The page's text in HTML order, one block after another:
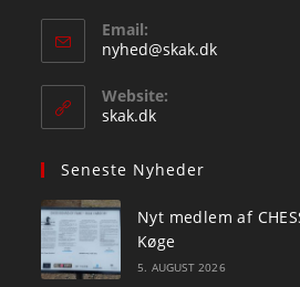
Email:
nyhed@skak.dkOpens
Website:
skak.dk
Seneste Nyheder
Nyt medlem af
Køge
5. AUGUST 2026